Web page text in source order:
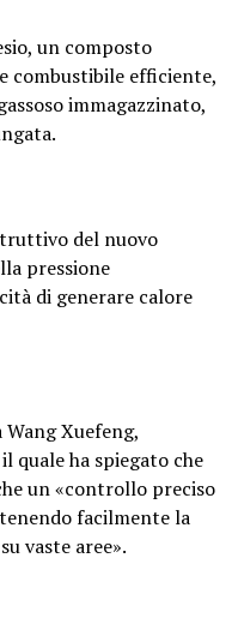
un composto
combustibile efficiente,
immagazzinato,
del nuovo
pressione
di generare calore
Xuefeng,
quale ha spiegato che
un «controllo preciso
facilmente la
vaste aree».